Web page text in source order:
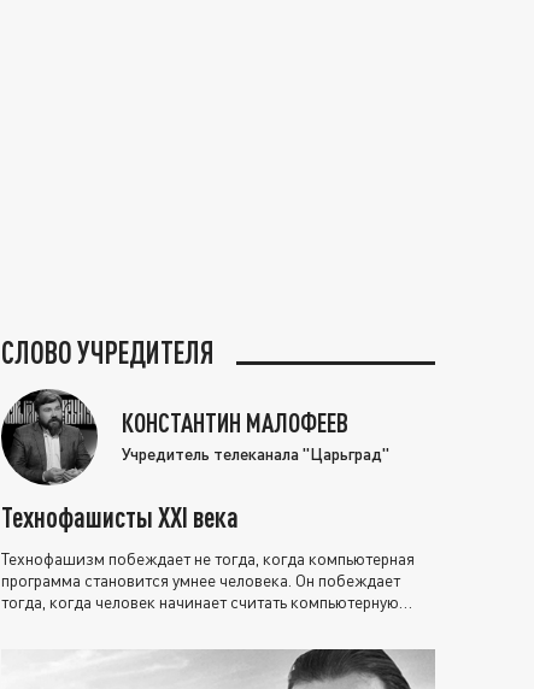
СЛОВО УЧРЕДИТЕЛЯ
КОНСТАНТИН МАЛОФЕЕВ
Учредитель телеканала "Царьград"
Технофашисты XXI века
Технофашизм побеждает не тогда, когда компьютерная
программа становится умнее человека. Он побеждает
тогда, когда человек начинает считать компьютерную